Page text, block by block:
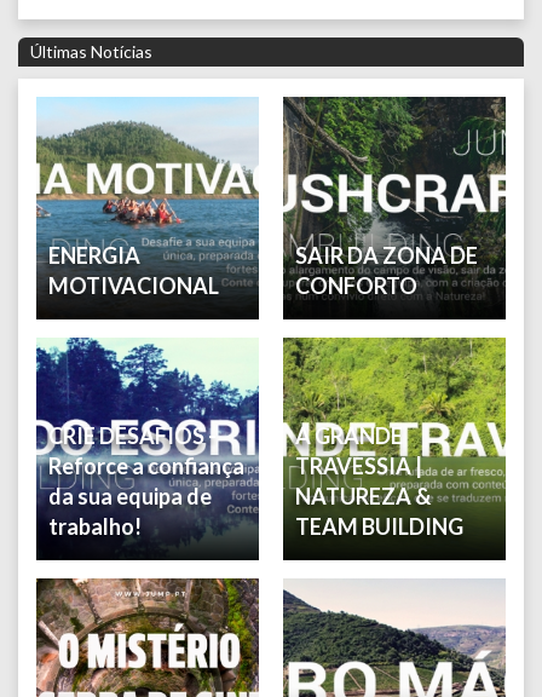
Últimas Notícias
ENERGIA
MOTIVACIONAL
SAIR DA ZONA DE
CONFORTO
CRIE DESAFIOS -
Reforce a confiança
da sua equipa de
trabalho!
A GRANDE
TRAVESSIA |
NATUREZA &
TEAM BUILDING